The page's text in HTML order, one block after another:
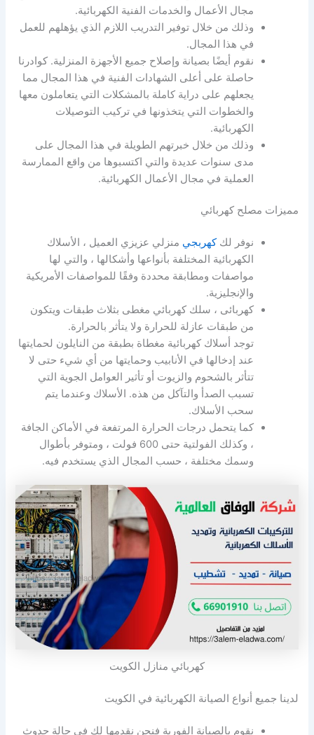
مجال الأعمال والخدمات الفنية الكهربائية.
وذلك من خلال توفير التدريب اللازم الذي يؤهلهم للعمل
في هذا المجال.
نقوم أيضًا بصيانة وإصلاح جميع الأجهزة المنزلية. كوادرنا
حاصلة على أعلى الشهادات الفنية في هذا المجال مما
يجعلهم على دراية كاملة بالمشكلات التي يتعاملون معها
والخطوات التي يتخذونها في تركيب التوصيلات
الكهربائية.
وذلك من خلال خبرتهم الطويلة في هذا المجال على
مدى سنوات عديدة والتي اكتسبوها من واقع الممارسة
العملية في مجال الأعمال الكهربائية.
مميزات مصلح كهربائي
نوفر لككهربجي منزلي عزيزي العميل ، الأسلاك
الكهربائية المختلفة بأنواعها وأشكالها ، والتي لها
مواصفات ومطابقة محددة وفقًا للمواصفات الأمريكية
والإنجليزية.
كهربائى ، سلك كهربائي مغطى بثلاث طبقات ويتكون
من طبقات عازلة للحرارة ولا يتأثر بالحرارة.
توجد أسلاك كهربائية مغطاة بطبقة من النايلون لحمايتها
عند إدخالها في الأنابيب وحمايتها من أي شيء حتى لا
تتأثر بالشحوم والزيوت أو تأثير العوامل الجوية التي
تسبب الصدأ والتآكل من هذه. الأسلاك وعندما يتم
سحب الأسلاك.
كما يتحمل درجات الحرارة المرتفعة في الأماكن الجافة
، وكذلك الفولتية حتى 600 فولت ، ومتوفر بأطوال
وسمك مختلفة ، حسب المجال الذي يستخدم فيه.
كهربائي منازل الكويت
لدينا جميع أنواع الصيانة الكهربائية في الكويت
نقوم بالصيانة الفورية فنحن نقدمها لك في حالة حدوث